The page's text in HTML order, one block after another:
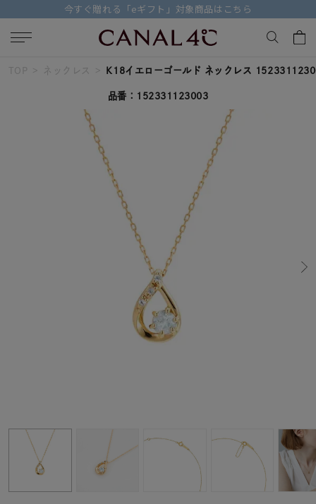
【価格改定のお知らせ 8月17日(月)より
キーワードで検索する
人気検索キーワード
#eギフト #ハーフエタニティリング
#メンズ ネックレス
誕生石
TOP ネックレス K18イエローゴールド ネックレス
品番：152331123003